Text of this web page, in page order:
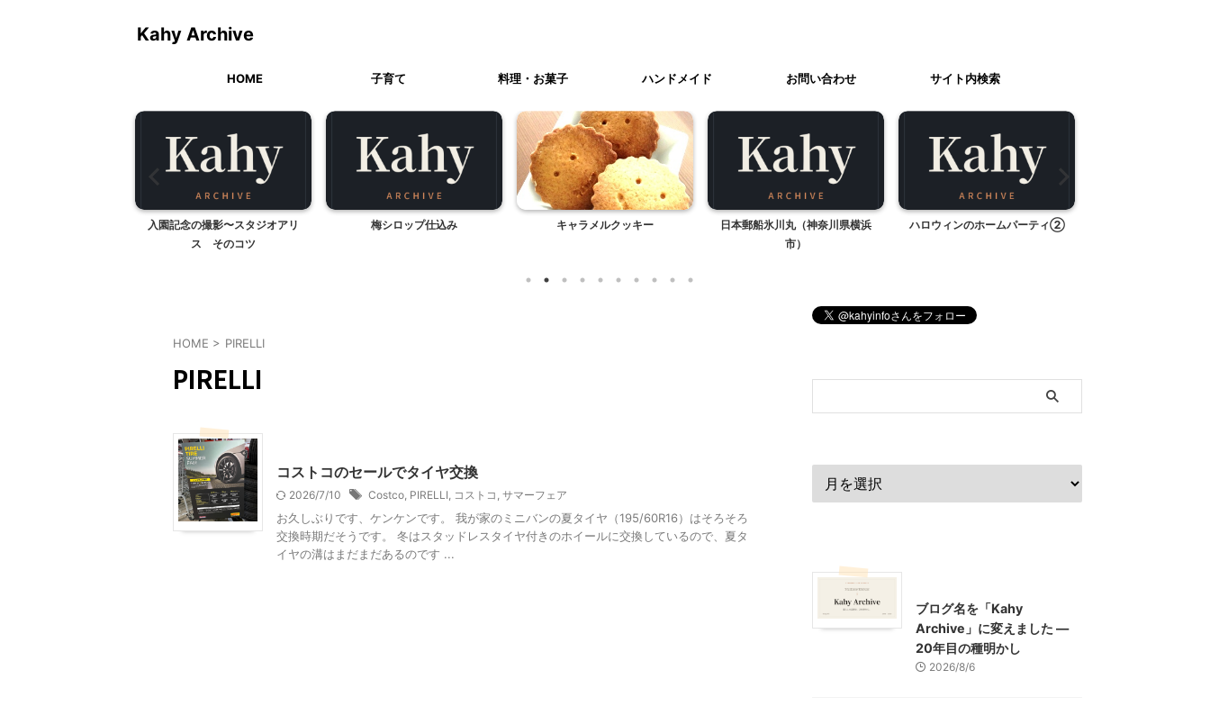
Kahy Archive
HOME 子育て 料理・お菓子 ハンドメイド お問い合わせ サイト内検索
入園記念の撮影〜スタジオアリ
ス そのコツ
梅シロップ仕込み キャラメルクッキー
日本郵船氷川丸（神奈川県横浜
市）
ハロウィンのホームパーティ②
HOME > PIRELLI
PIRELLI
コストコのセールでタイヤ交換
2026/7/10 Costco PIRELLI コストコ サマーフェア
お久しぶりです、ケンケンです。 我が家のミニバンの夏タイヤ（195/60R16）はそろそろ
交換時期だそうです。 冬はスタッドレスタイヤ付きのホイールに交換しているので、夏タ
イヤの溝はまだまだあるのです ...
ブログ名を「Kahy
Archive」に変えました ―
20年目の種明かし
2026/8/6